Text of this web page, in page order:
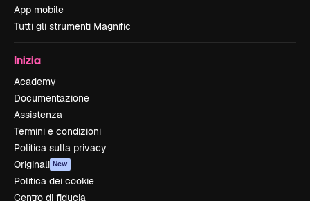
App mobile
Tutti gli strumenti Magnific
Inizia
Academy
Documentazione
Assistenza
Termini e condizioni
Politica sulla privacy
Originali New
Politica dei cookie
Centro di fiducia